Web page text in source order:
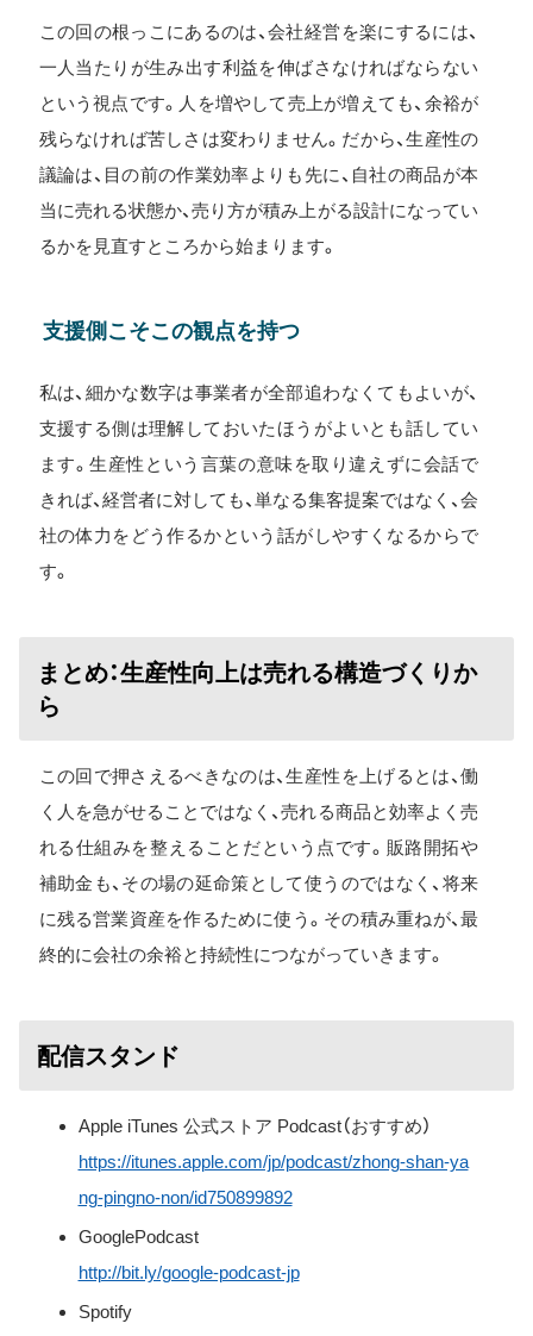
この回の根っこにあるのは、会社経営を楽にするには、
一人当たりが生み出す利益を伸ばさなければならない
という視点です。人を増やして売上が増えても、余裕が
残らなければ苦しさは変わりません。だから、生産性の
議論は、目の前の作業効率よりも先に、自社の商品が本
当に売れる状態か、売り方が積み上がる設計になってい
るかを見直すところから始まります。
支援側こそこの観点を持つ
私は、細かな数字は事業者が全部追わなくてもよいが、
支援する側は理解しておいたほうがよいとも話してい
ます。生産性という言葉の意味を取り違えずに会話で
きれば、経営者に対しても、単なる集客提案ではなく、会
社の体力をどう作るかという話がしやすくなるからで
す。
まとめ：生産性向上は売れる構造づくりか
ら
この回で押さえるべきなのは、生産性を上げるとは、働
く人を急がせることではなく、売れる商品と効率よく売
れる仕組みを整えることだという点です。販路開拓や
補助金も、その場の延命策として使うのではなく、将来
に残る営業資産を作るために使う。その積み重ねが、最
終的に会社の余裕と持続性につながっていきます。
配信スタンド
Apple iTunes 公式ストア Podcast（おすすめ）
https://itunes.apple.com/jp/podcast/zhong-shan-ya
ng-pingno-non/id750899892
GooglePodcast
http://bit.ly/google-podcast-jp
Spotify